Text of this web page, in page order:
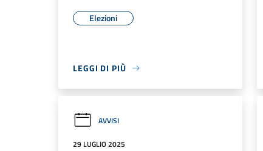
Elezioni
LEGGI DI PIÙ
AVVISI
29 LUGLIO 2025